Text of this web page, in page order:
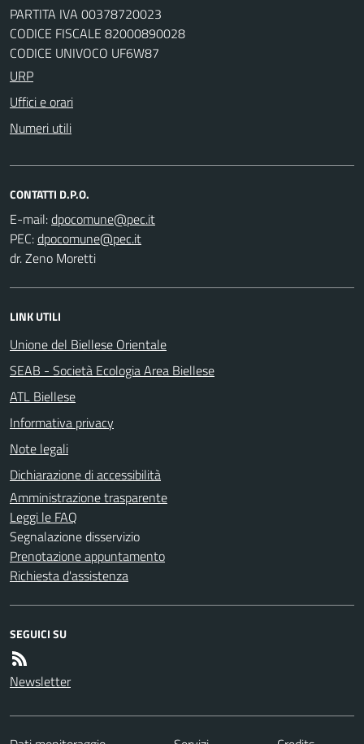
PARTITA IVA 00378720023
CODICE FISCALE 82000890028
CODICE UNIVOCO UF6W87
URP
Uffici e orari
Numeri utili
CONTATTI D.P.O.
E-mail:
PEC:
dr. Zeno Moretti
LINK UTILI
Unione del Biellese Orientale
SEAB - Società Ecologia Area Biellese
ATL Biellese
Informativa privacy
Note legali
Dichiarazione di accessibilità
Amministrazione trasparente
Leggi le FAQ
Segnalazione disservizio
Prenotazione appuntamento
Richiesta d'assistenza
SEGUICI SU
Newsletter